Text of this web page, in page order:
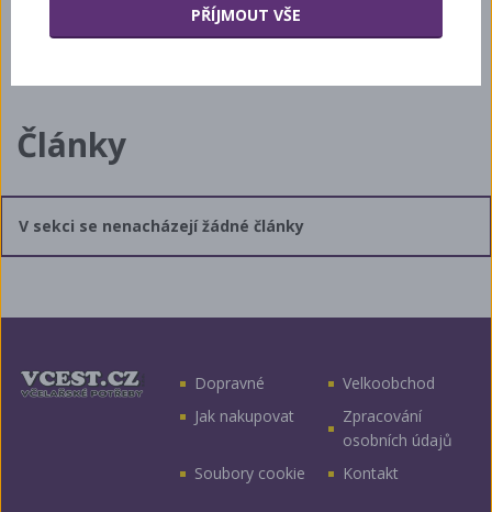
Články
V sekci se nenacházejí žádné články
Dopravné
Velkoobchod
Jak nakupovat
Zpracování
osobních údajů
Soubory cookie
Kontakt
PŘÍJMOUT VŠE